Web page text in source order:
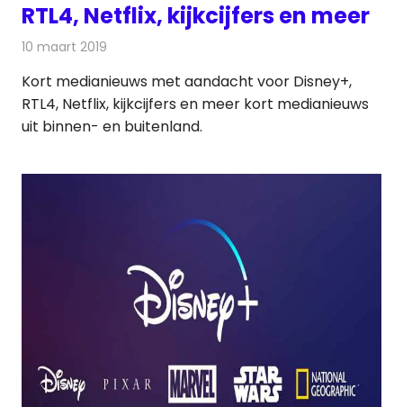
RTL4, Netflix, kijkcijfers en meer
10 maart 2019
Kort medianieuws met aandacht voor Disney+,
RTL4, Netflix, kijkcijfers en meer kort medianieuws
uit binnen- en buitenland.